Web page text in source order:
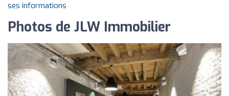
ses informations
Photos de JLW Immobilier